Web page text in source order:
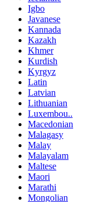
Igbo
Javanese
Kannada
Kazakh
Khmer
Kurdish
Kyrgyz
Latin
Latvian
Lithuanian
Luxembou..
Macedonian
Malagasy
Malay
Malayalam
Maltese
Maori
Marathi
Mongolian